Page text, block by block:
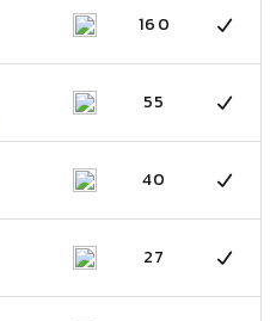
160
55
40
27